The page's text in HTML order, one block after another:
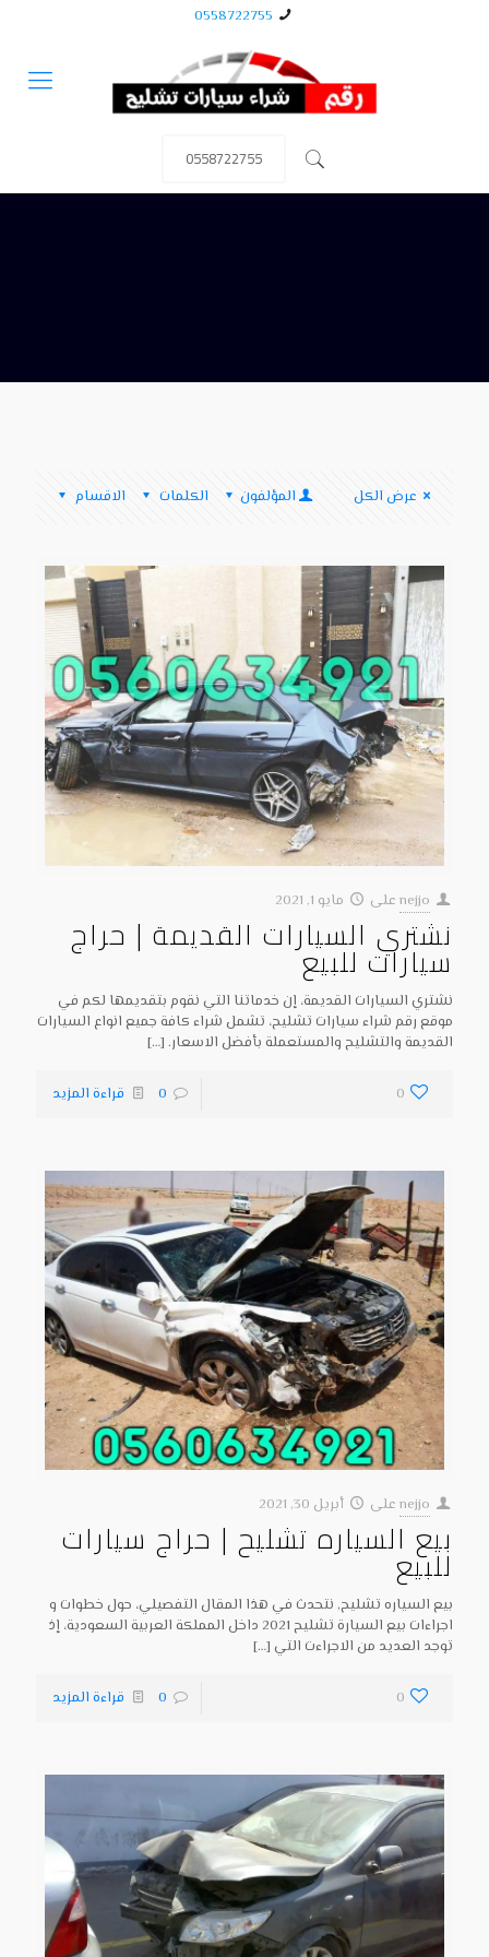
0558722755
0558722755
الاقسام الكلمات المؤلفون عرض الكل
nejjo على مايو 1, 2021
نشتري السيارات القديمة | حراج
سيارات للبيع
نشتري السيارات القديمة، إن خدماتنا التي نقوم بتقديمها لكم في
موقع رقم شراء سيارات تشليح، تشمل شراء كافة جميع انواع السيارات
القديمة والتشليح والمستعملة بأفضل الاسعار. […]
0
0 قراءة المزيد
nejjo على أبريل 30, 2021
بيع السياره تشليح | حراج سيارات
للبيع
بيع السياره تشليح, نتحدث في هذا المقال التفصيلي، حول خطوات و
اجراءات بيع السيارة تشليح 2021 داخل المملكة العربية السعودية، إذ
توجد العديد من الاجراءت التي […]
0
0 قراءة المزيد